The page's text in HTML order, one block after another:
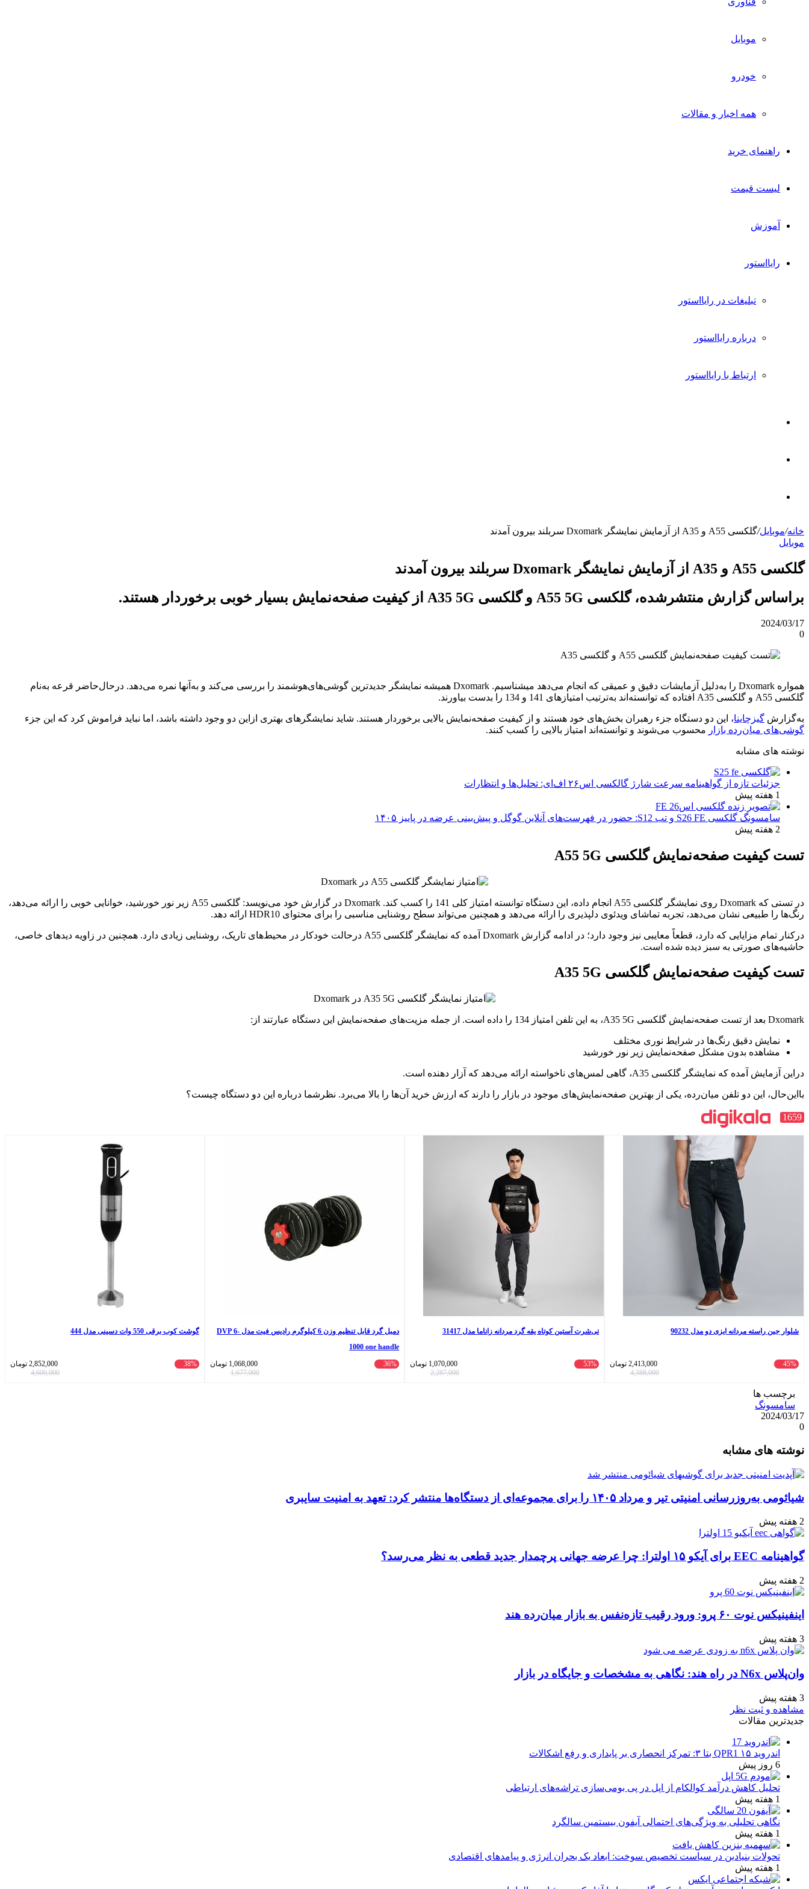
موبایل
خودرو
همه اخبار و مقالات
راهنمای خرید
لیست قیمت
آموزش
رایااستور
تبلیغات در رایااستور
درباره رایااستور
ارتباط با رایااستور
برای خانه/موبایل/گلکسی A55 و A35 از آزمایش نمایشگر Dxomark سربلند بیرون آمدند
موبایل
گلکسی A55 و A35 از آزمایش نمایشگر Dxomark سربلند بیرون آمدند
براساس گزارش منتشرشده، گلکسی A55 5G و گلکسی A35 5G از کیفیت صفحه‌نمایش بسیار خوبی برخوردار هستند.
2024/03/17
0
همواره Dxomark را به‌دلیل آزمایشات دقیق و عمیقی که انجام می‌دهد میشناسیم. Dxomark همیشه نمایشگر جدیدترین گوشی‌های‌هوشمند را بررسی می‌کند و به‌آنها نمره می‌دهد. درحال‌حاضر قرعه به‌نام
گلکسی A55 و گلکسی A35 افتاده که توانسته‌اند به‌ترتیب امتیازهای 141 و 134 را بدست بیاورند.
به‌گزارش گیزچاینا، این دو دستگاه جزء رهبران بخش‌های خود هستند و از کیفیت صفحه‌نمایش بالایی برخوردار هستند. شاید نمایشگرهای بهتری ازاین دو وجود داشته باشد، اما نباید فراموش کرد که این جزء
گوشی‌های میان‌رده بازار محسوب می‌شوند و توانسته‌اند امتیاز بالایی را کسب کنند.
نوشته های مشابه
جزئیات تازه از گواهینامه سرعت شارژ گالکسی اس۲۶ اف‌ای: تحلیل‌ها و انتظارات
1 هفته پیش
سامسونگ گلکسی S26 FE و تب S12: حضور در فهرست‌های آنلاین گوگل و پیش‌بینی عرضه در پاییز ۱۴۰۵
2 هفته پیش
تست کیفیت صفحه‌نمایش گلکسی A55 5G
در تستی که Dxomark روی نمایشگر گلکسی A55 انجام داده، این دستگاه توانسته امتیاز کلی 141 را کسب کند. Dxomark در گزارش خود می‌نویسد: گلکسی A55 زیر نور خورشید، خوانایی خوبی را ارائه می‌دهد،
رنگ‌ها را طبیعی نشان می‌دهد، تجربه تماشای ویدئوی دلپذیری را ارائه می‌دهد و همچنین می‌تواند سطح روشنایی مناسبی را برای محتوای HDR10 ارائه دهد.
درکنار تمام مزایایی که دارد، قطعاً معایبی نیز وجود دارد؛ در ادامه گزارش Dxomark آمده که نمایشگر گلکسی A55 درحالت خودکار در محیط‌های تاریک، روشنایی زیادی دارد. همچنین در زاویه دیدهای خاصی،
حاشیه‌های صورتی به سبز دیده شده است.
تست کیفیت صفحه‌نمایش گلکسی A35 5G
Dxomark بعد از تست صفحه‌نمایش گلکسی A35 5G، به این تلفن امتیاز 134 را داده است. از جمله مزیت‌های صفحه‌نمایش این دستگاه عبارتند از:
نمایش دقیق رنگ‌ها در شرایط نوری مختلف
مشاهده بدون مشکل صفحه‌نمایش زیر نور خورشید
دراین آزمایش آمده که نمایشگر گلکسی A35، گاهی لمس‌های ناخواسته ارائه می‌دهد که آزار دهنده است.
بااین‌حال، این دو تلفن میان‌رده، یکی از بهترین صفحه‌نمایش‌های موجود در بازار را دارند که ارزش خرید آن‌ها را بالا می‌برد. نظرشما درباره این دو دستگاه چیست؟
1659
شلوار جین راسته مردانه ایزی دو مدل 90232
45%
2,413,000 تومان
4,388,000
تی‌شرت آستین کوتاه یقه گرد مردانه زاناما مدل 31417
53%
1,070,000 تومان
2,287,000
دمبل گرد قابل تنظیم وزن 6 کیلوگرم رادیس فیت مدل DVP 6-
1000 one handle
36%
1,068,000 تومان
1,677,000
گوشت کوب برقی 550 وات دسینی مدل 444
38%
2,852,000 تومان
4,600,000
برچسب ها
سامسونگ
2024/03/17
0
آپ
گذاری
ایمیل
نوشته های مشابه
شیائومی به‌روزرسانی امنیتی تیر و مرداد ۱۴۰۵ را برای مجموعه‌ای از دستگاه‌ها منتشر کرد: تعهد به امنیت سایبری
2 هفته پیش
گواهینامه EEC برای آیکو ۱۵ اولترا: چرا عرضه جهانی پرچمدار جدید قطعی به نظر می‌رسد؟
2 هفته پیش
اینفینیکس نوت ۶۰ پرو: ورود رقیب تازه‌نفس به بازار میان‌رده هند
3 هفته پیش
وان‌پلاس N6x در راه هند: نگاهی به مشخصات و جایگاه در بازار
3 هفته پیش
مشاهده و ثبت نظر
جدیدترین مقالات
اندروید ۱۵ QPR1 بتا ۳: تمرکز انحصاری بر پایداری و رفع اشکالات
6 روز پیش
تحلیل کاهش درآمد کوالکام از اپل در پی بومی‌سازی تراشه‌های ارتباطی
1 هفته پیش
نگاهی تحلیلی به ویژگی‌های احتمالی آیفون بیستمین سالگرد
1 هفته پیش
تحولات بنیادین در سیاست تخصیص سوخت: ابعاد یک بحران انرژی و پیامدهای اقتصادی
1 هفته پیش